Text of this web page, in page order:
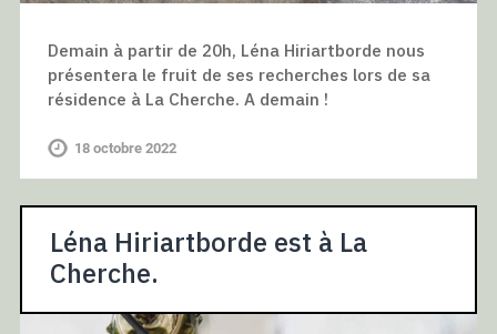
Demain à partir de 20h, Léna Hiriartborde nous
présentera le fruit de ses recherches lors de sa
résidence à La Cherche. A demain !
18 octobre 2022
Léna Hiriartborde est à La
Cherche.